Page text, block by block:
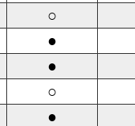
○
●
●
○
●